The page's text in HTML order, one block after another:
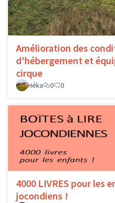
Amélioration des
d'hébergement et
cirque
Héka 0 0
4000 LIVRES pour les
jocondiens !